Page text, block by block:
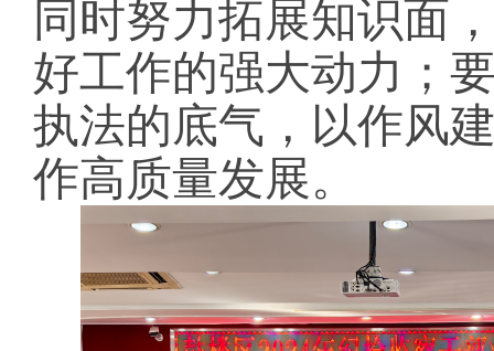
同时努力拓展知识面
好工作的强大动力 ；
执法的底气， 以作风
作高质量发展。